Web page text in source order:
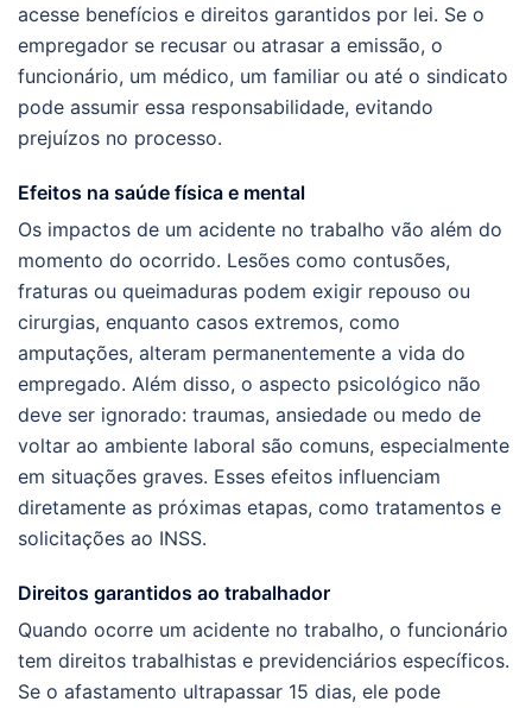
acesse benefícios e direitos garantidos por lei. Se o
empregador se recusar ou atrasar a emissão, o
funcionário, um médico, um familiar ou até o sindicato
pode assumir essa responsabilidade, evitando
prejuízos no processo.
Efeitos na saúde física e mental
Os impactos de um acidente no trabalho vão além do
momento do ocorrido. Lesões como contusões,
fraturas ou queimaduras podem exigir repouso ou
cirurgias, enquanto casos extremos, como
amputações, alteram permanentemente a vida do
empregado. Além disso, o aspecto psicológico não
deve ser ignorado: traumas, ansiedade ou medo de
voltar ao ambiente laboral são comuns, especialmente
em situações graves. Esses efeitos influenciam
diretamente as próximas etapas, como tratamentos e
solicitações ao INSS.
Direitos garantidos ao trabalhador
Quando ocorre um acidente no trabalho, o funcionário
tem direitos trabalhistas e previdenciários específicos.
Se o afastamento ultrapassar 15 dias, ele pode